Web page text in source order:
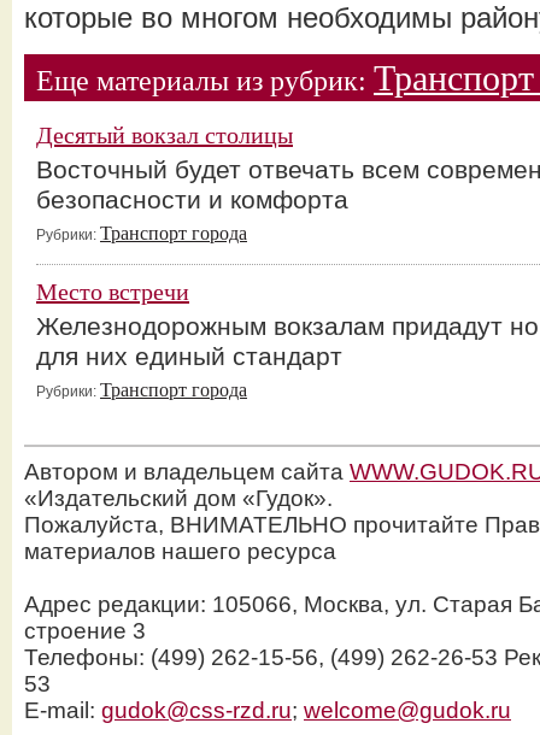
которые во многом необходимы
Еще материалы из рубрик:
Десятый вокзал столицы
Восточный будет отвечать всем
безопасности и комфорта
Рубрики: Транспорт города
Место встречи
Железнодорожным вокзалам придадут
для них единый стандарт
Рубрики: Транспорт города
Автором и владельцем сайта
«Издательский дом «Гудок».
Пожалуйста, ВНИМАТЕЛЬНО прочитайте
материалов нашего ресурса
Адрес редакции: 105066, Москва, ул. Старая
строение 3
Телефоны: (499) 262-15-56, (499) 262-26-53
53
E-mail: gudok@css-rzd.ru; welcome@gudok.ru